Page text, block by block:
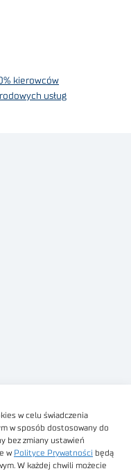
w celu świadczenia
w sposób dostosowany do
bez zmiany ustawień
w Polityce Prywatności będą
W każdej chwili możecie
kierowców
usług